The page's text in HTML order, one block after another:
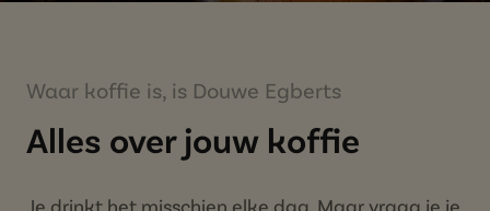
Waar koffie is, is Douwe Egberts
Alles over jouw koffie
Je drinkt het misschien elke dag. Maar vraag je je